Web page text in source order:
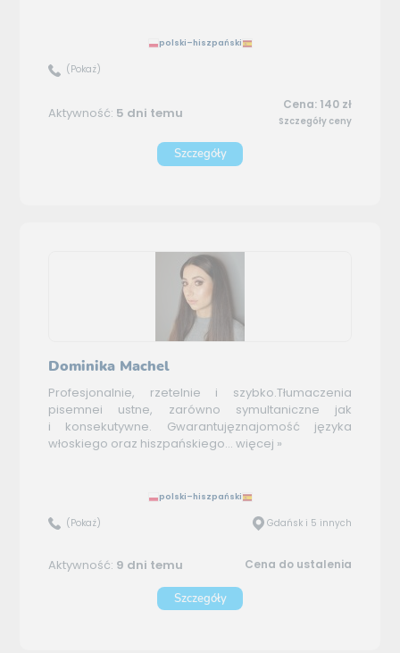
polski–hiszpański
(Pokaż)
Aktywność: 5 dni temu Cena: 140 zł
Szczegóły ceny
Szczegóły
Dominika Machel
Profesjonalnie, rzetelnie i szybko.Tłumaczenia
pisemnei ustne, zarówno symultaniczne jak
i konsekutywne. Gwarantujęznajomość języka
włoskiego oraz hiszpańskiego... więcej »
polski–hiszpański
(Pokaż) Gdańsk i 5 innych
Aktywność: 9 dni temu Cena do ustalenia
Szczegóły